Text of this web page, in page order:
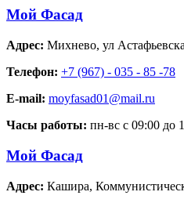
Мой Фасад
Адрес: Михнево, ул
Телефон: +7 (967) - 035 - 85 -78
E-mail: moyfasad01@mail.ru
Часы работы: пн-вс с 09:00 до
Мой Фасад
Адрес: Кашира,